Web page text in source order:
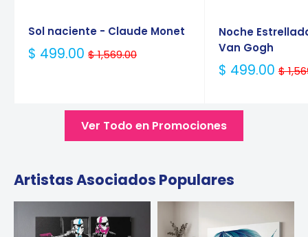
Sol naciente - Claude Monet
Precio
$ 499.00 $ 1,569.00
Noche
Van Gogh
Precio
$ 499.00$
Ver Todo en Promociones
Artistas Asociados Populares